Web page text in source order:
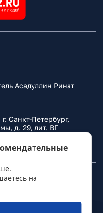
Асадуллин Ринат
Санкт-Петербург,
д. 29, лит. ВГ
на